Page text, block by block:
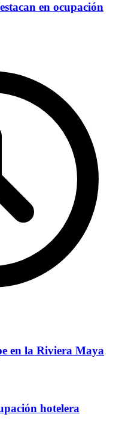
en ocupación
en la Riviera Maya
hotelera